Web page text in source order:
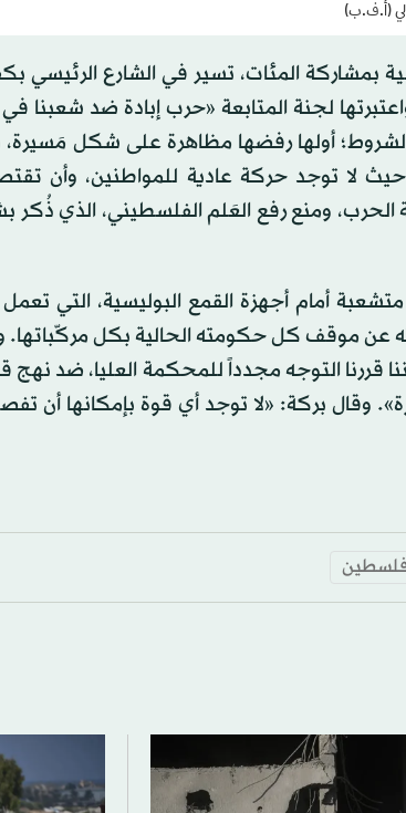
المئات، تسير في الشارع الرئيسي
لجنة المتابعة «حرب إبادة ضد شعبنا
أولها رفضها مظاهرة على شكل
ومنع رفع العَلم الفلسطيني، الذي ذُكر
أمام أجهزة القمع البوليسية، التي
عن موقف كل حكومته الحالية بكل مركّباتها.
قررنا التوجه مجدداً للمحكمة العليا، ضد نهج
وقال بركة: «لا توجد أي قوة بإمكانها أن